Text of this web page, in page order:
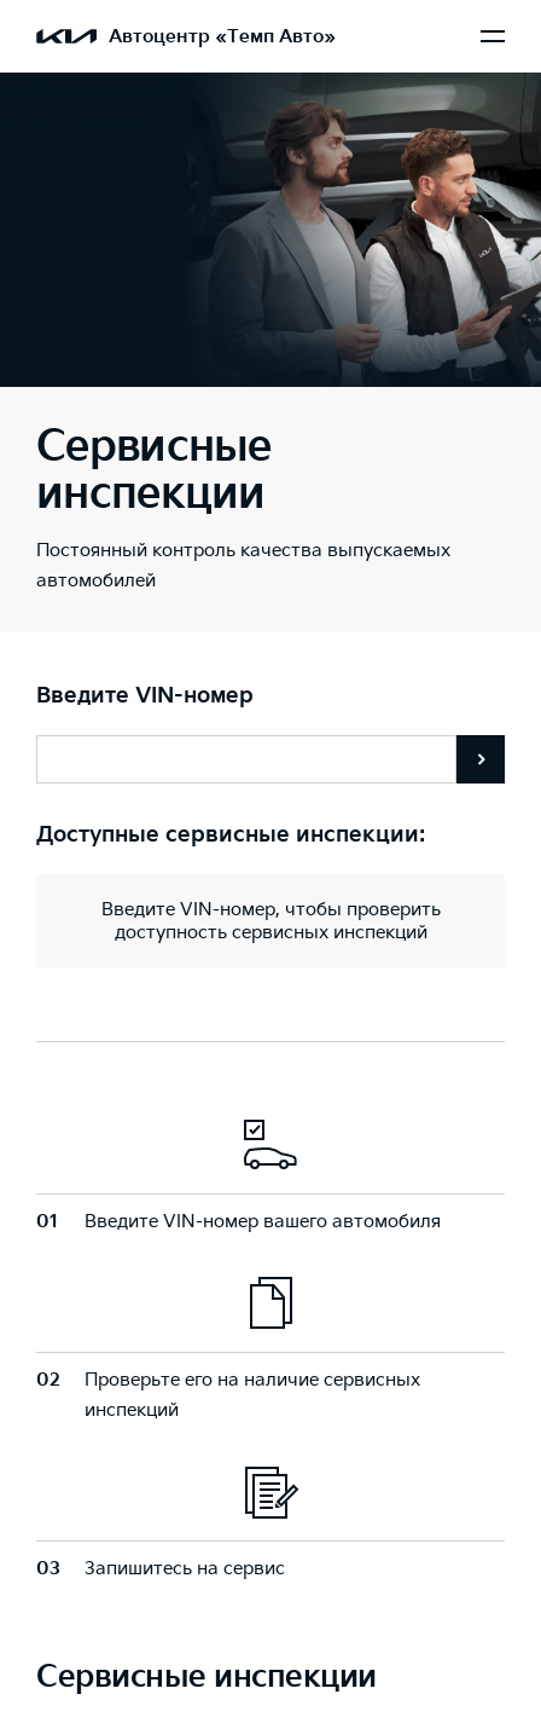
Автоцентр «Темп Авто»
Сервисные
инспекции
Постоянный контроль качества выпускаемых
автомобилей
Введите VIN-номер
Доступные сервисные инспекции:
Введите VIN-номер, чтобы проверить
доступность сервисных инспекций
01 Введите VIN-номер вашего автомобиля
02
Проверьте его на наличие сервисных
инспекций
03 Запишитесь на сервис
Сервисные инспекции